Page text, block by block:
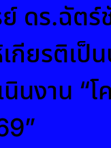
ย์ ดร.ฉัต
กียรติเ
นงาน “